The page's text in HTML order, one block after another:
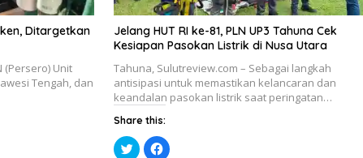
Ditargetkan
(Persero) Unit
Tengah, dan
Jelang HUT RI ke-81, PLN UP3 Tahuna Cek
Kesiapan Pasokan Listrik di Nusa Utara
Tahuna, Sulutreview.com – Sebagai langkah
antisipasi untuk memastikan kelancaran dan
keandalan pasokan listrik saat peringatan…
Share this:
K K